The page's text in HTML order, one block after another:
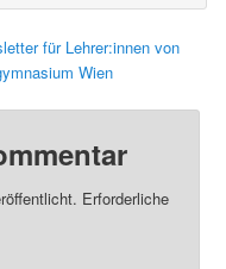
für Lehrer:innen von
Wien
Erforderliche